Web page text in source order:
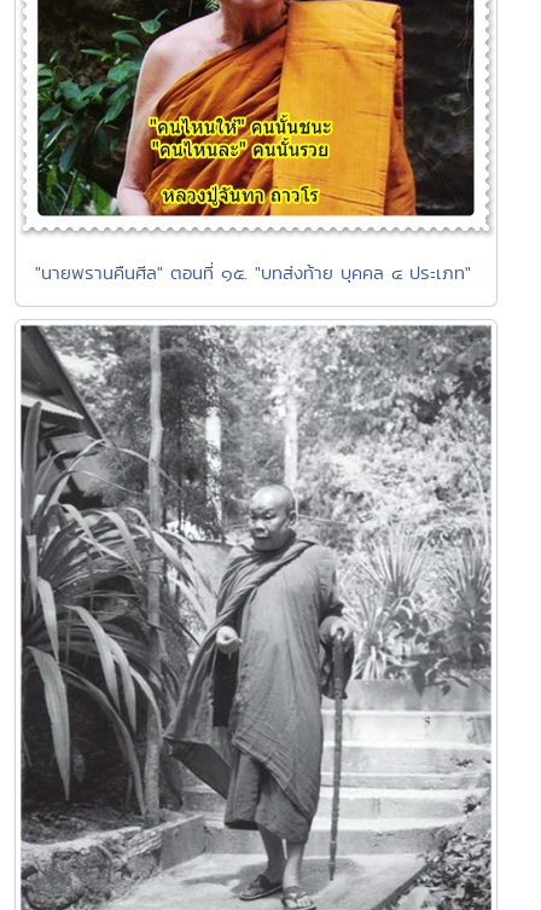
"นายพรานคืนศีล" ตอนที่ ๑๕. "บทส่งท้าย บุคคล ๔ ประเภท"